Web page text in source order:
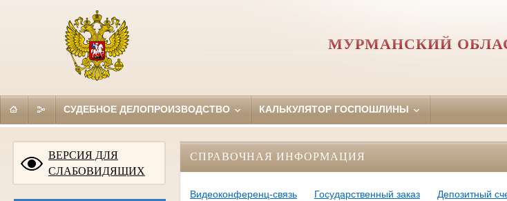
МУРМАНСКИЙ
СУДЕБНОЕ ДЕЛОПРОИЗВОДСТВО КАЛЬКУЛЯТОР ГОСПОШЛИНЫ
ВЕРСИЯ ДЛЯ
СЛАБОВИДЯЩИХ
СПРАВОЧНАЯ ИНФОРМАЦИЯ
Видеоконференц-связь Государственный заказ Депозитный